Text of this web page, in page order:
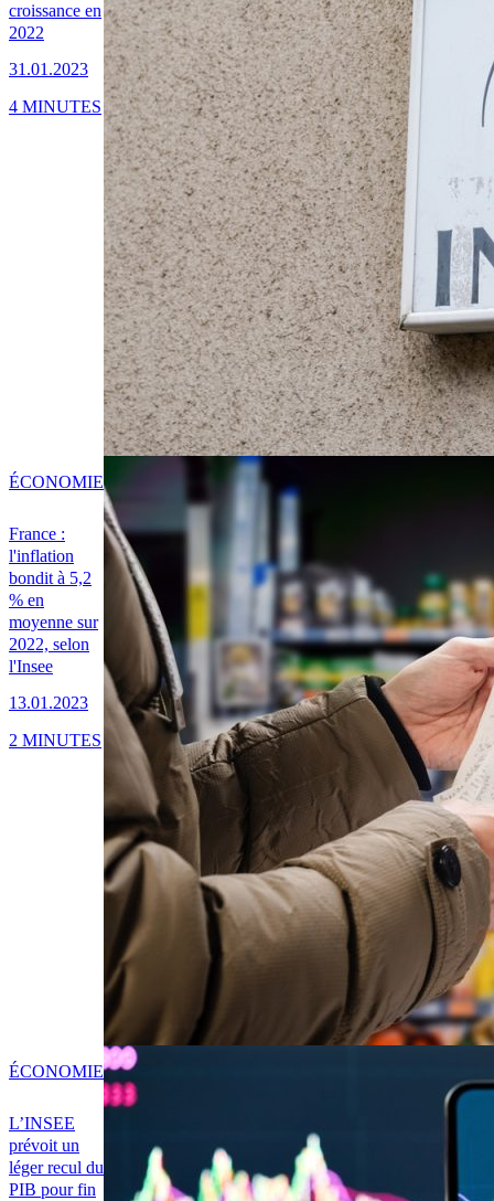
croissance en
2022
31.01.2023
4 MINUTES
France :
l'inflation
bondit à 5,2
% en
moyenne sur
2022, selon
l'Insee
13.01.2023
ÉCONOMIE
2 MINUTES
L’INSEE
prévoit un
léger recul du
PIB pour fin
ÉCONOMIE